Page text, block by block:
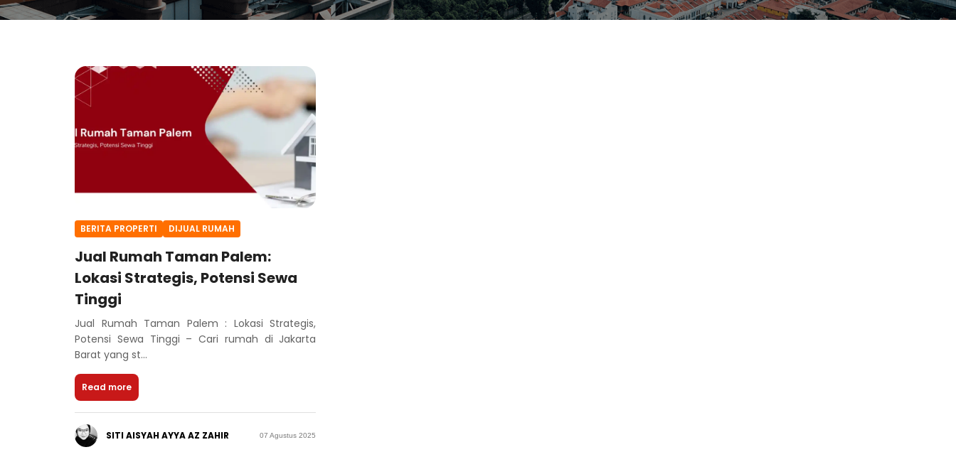
BERITA PROPERTI DIJUAL RUMAH
Jual Rumah Taman Palem:
Lokasi Strategis, Potensi Sewa
Tinggi
Jual Rumah Taman Palem : Lokasi Strategis,
Potensi Sewa Tinggi – Cari rumah di Jakarta
Barat yang st...
Read more
SITI AISYAH AYYA AZ ZAHIR 07 Agustus 2025